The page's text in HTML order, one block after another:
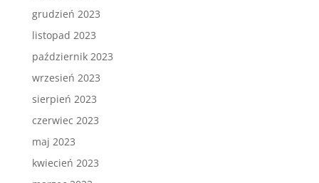
grudzień 2023
listopad 2023
październik 2023
wrzesień 2023
sierpień 2023
czerwiec 2023
maj 2023
kwiecień 2023